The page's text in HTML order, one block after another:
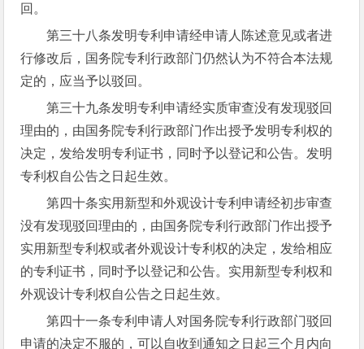
回。
第三十八条发明专利申请经申请人陈述意见或者进
行修改后，国务院专利行政部门仍然认为不符合本法规
定的，应当予以驳回。
第三十九条发明专利申请经实质审查没有发现驳回
理由的，由国务院专利行政部门作出授予发明专利权的
决定，发给发明专利证书，同时予以登记和公告。发明
专利权自公告之日起生效。
第四十条实用新型和外观设计专利申请经初步审查
没有发现驳回理由的，由国务院专利行政部门作出授予
实用新型专利权或者外观设计专利权的决定，发给相应
的专利证书，同时予以登记和公告。实用新型专利权和
外观设计专利权自公告之日起生效。
第四十一条专利申请人对国务院专利行政部门驳回
申请的决定不服的，可以自收到通知之日起三个月内向